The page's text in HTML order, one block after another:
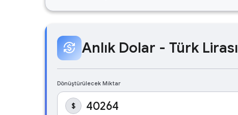
currency_exchange Anlık Dolar - Türk
Dönüştürülecek Miktar
$